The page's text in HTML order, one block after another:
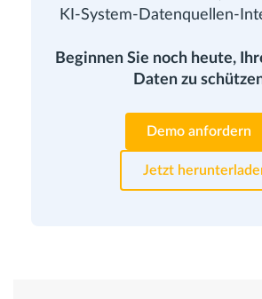
KI-System-Datenquellen-
Beginnen Sie noch heute,
Daten zu
Demo anfordern
Jetzt